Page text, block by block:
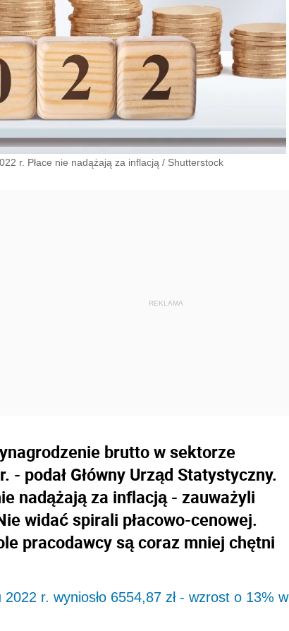
r. Płace nie nadążają za inflacją / Shutterstock
brutto w sektorze
podał Główny Urząd Statystyczny.
nadążają za inflacją - zauważyli
widać spirali płacowo-cenowej.
pracodawcy są coraz mniej chętni
r. wyniosło 6554,87 zł - wzrost o 13% w